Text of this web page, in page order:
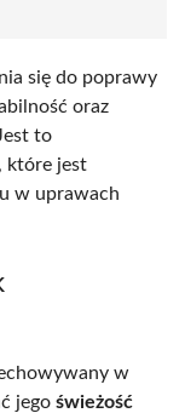
się do poprawy
oraz
to
które jest
w uprawach
w
jego świeżość